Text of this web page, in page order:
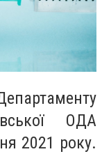
ОДА
2021 року.